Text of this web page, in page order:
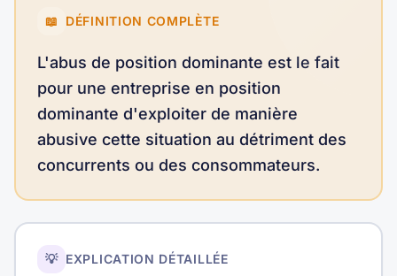
📖 DÉFINITION COMPLÈTE
L'abus de position dominante est le fait
pour une entreprise en position
dominante d'exploiter de manière
abusive cette situation au détriment des
concurrents ou des consommateurs.
💡 EXPLICATION DÉTAILLÉE